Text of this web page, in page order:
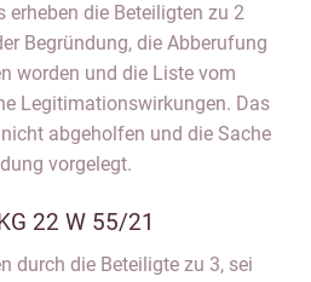
erheben die Beteiligten zu 2
Begründung, die Abberufung
worden und die Liste vom
Legitimationswirkungen. Das
abgeholfen und die Sache
vorgelegt.
22 W 55/21
durch die Beteiligte zu 3, sei